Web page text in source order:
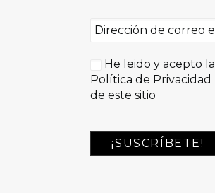
He leido y acepto la
Política de Privacidad
de este sitio